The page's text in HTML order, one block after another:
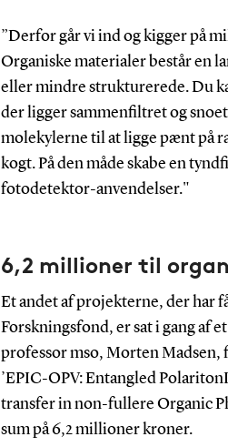
”Derfor går vi ind og kigger på
Organiske materialer består en
eller mindre strukturerede. Du
der ligger sammenfiltret og
molekylerne til at ligge pænt på
kogt. På den måde skabe en
fotodetektor-anvendelser."
6,2 millioner til
Et andet af projekterne, der har
Forskningsfond, er sat i gang af
professor mso, Morten Madsen,
’EPIC-OPV: Entangled
transfer in non-fullere Organic
sum på 6,2 millioner kroner.